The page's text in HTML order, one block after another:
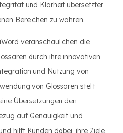
und Klarheit übersetzter
Bereichen zu wahren.
veranschaulichen die
durch ihre innovativen
und Nutzung von
von Glossaren stellt
Übersetzungen den
auf Genauigkeit und
hilft Kunden dabei, ihre Ziele